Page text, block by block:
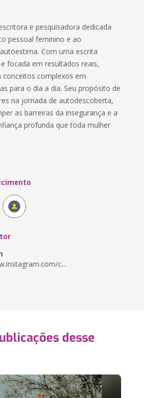
e pesquisadora dedicada
pessoal feminino e ao
Com uma escrita
focada em resultados reais,
complexos em
para o dia a dia. Seu propósito de
na jornada de autodescoberta,
as barreiras da insegurança e a
profunda que toda mulher
c...
desse